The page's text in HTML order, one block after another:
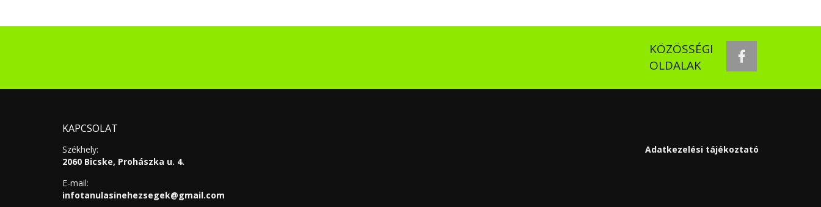
KÖZÖSSÉGI
OLDALAK
facebook
KAPCSOLAT
Adatkezelési tájékoztató
Székhely:
2060 Bicske, Prohászka u. 4.
E-mail:
infotanulasinehezsegek@gmail.com